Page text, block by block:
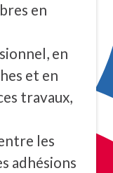
en
en
et en
travaux,
les
adhésions